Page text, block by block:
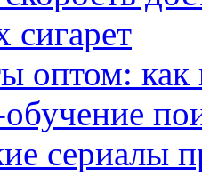
сигарет
оптом:
сериалы